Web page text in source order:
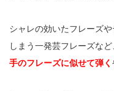
シャレの効いたフレーズ
しまう一発芸フレーズな
手のフレーズに似せて弾く